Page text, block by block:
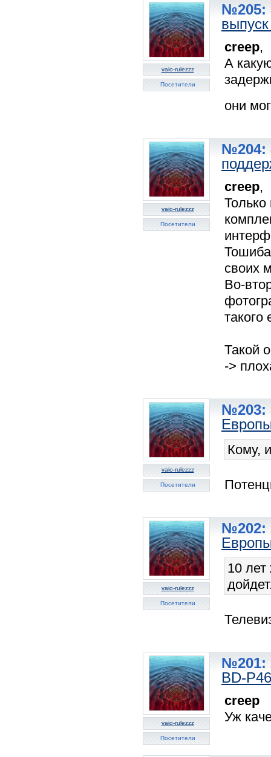
vaio-rulezzz
Посетители
№205:
creep,
А
они
vaio-rulezzz
Посетители
№204:
creep,
своих
Во-
такого
Такой
->
vaio-rulezzz
Посетители
№203:
Кому,
vaio-rulezzz
Посетители
№202:
10 лет
vaio-rulezzz
Посетители
№201:
BD-
creep
Уж